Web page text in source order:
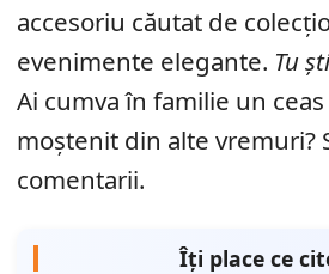
accesoriu căutat de
evenimente elegante. Tu
Ai cumva în familie un
moștenit din alte vremuri?
comentarii.
Îți place ce